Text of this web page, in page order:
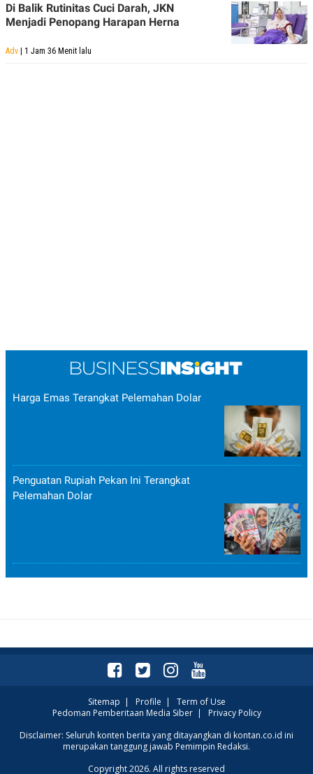
Di Balik Rutinitas Cuci Darah, JKN
Menjadi Penopang Harapan Herna
Adv | 1 Jam 36 Menit lalu
Harga Emas Terangkat Pelemahan Dolar
Penguatan Rupiah Pekan Ini Terangkat
Pelemahan Dolar
Sitemap | Profile | Term of Use
Pedoman Pemberitaan Media Siber| Privacy Policy
Disclaimer: Seluruh konten berita yang ditayangkan di kontan.co.id ini
merupakan tanggung jawab Pemimpin Redaksi.
Copyright 2026. All rights reserved